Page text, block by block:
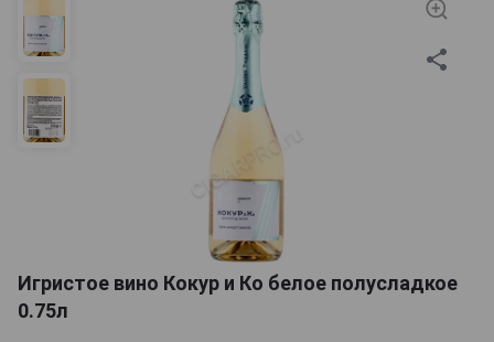
Игристое вино Кокур и Ко белое полусладкое
0.75л